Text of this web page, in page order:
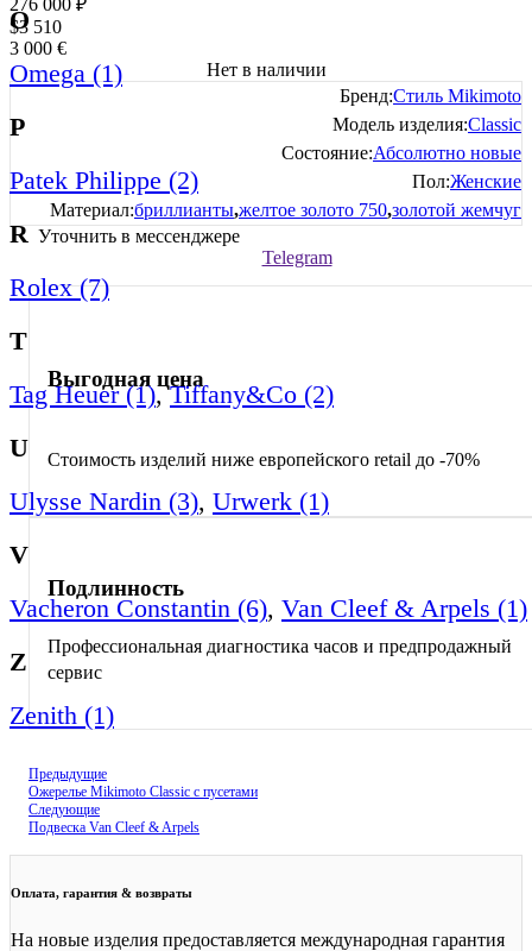
O
Omega (1)
P
Patek Philippe (2)
R
Rolex (7)
T
Tag Heuer (1),Tiffany&Co (2)
U
Ulysse Nardin (3), Urwerk (1)
V
Vacheron Constantin (6), Van Cleef & Arpels (1)
Z
Zenith (1)
$3 510
3 000 €
Нет в наличии
Бренд:Стиль Mikimoto
Модель изделия:Classic
Состояние:Абсолютно новые
Пол:Женские
Материал:бриллианты,желтое золото 750,золотой жемчуг
Уточнить в мессенджере
Telegram
Выгодная цена
Стоимость изделий ниже европейского retail до -70%
Подлинность
Профессиональная диагностика часов и предпродажный
сервис
Предыдущие
Ожерелье Mikimoto Classic с пусетами
Следующие
Подвеска Van Cleef & Arpels
Оплата, гарантия & возвраты
На новые изделия предоставляется международная гарантия